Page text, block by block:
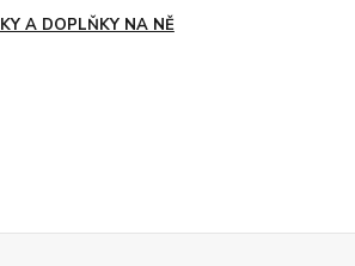
A DOPLŇKY NA NĚ